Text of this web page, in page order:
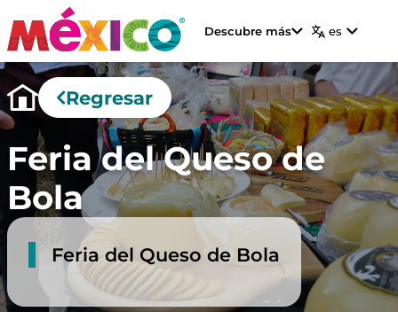
Descubre más es
Regresar
Feria del Queso de
Bola
Feria del Queso de Bola